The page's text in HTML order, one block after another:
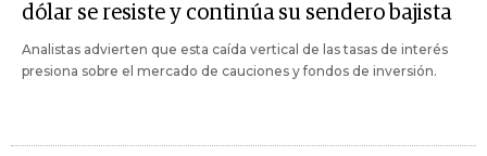
dólar se resiste y continúa su sendero bajista
Analistas advierten que esta caída vertical de las tasas de interés
presiona sobre el mercado de cauciones y fondos de inversión.